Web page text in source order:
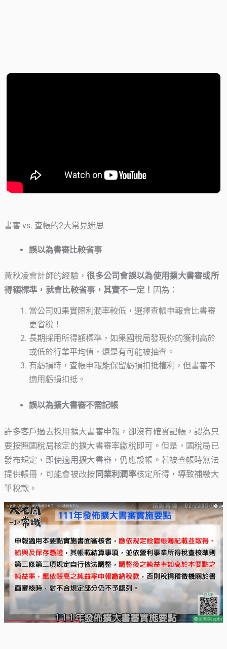
書審 vs. 查帳的2大常見迷思
誤以為書審比較省事
黃秋凌會計師的經驗，很多公司會誤以為使用擴大書審或所
得額標準，就會比較省事，其實不一定！ 因為：
當公司如果實際利潤率較低，選擇查帳申報會比書審
更省稅！
長期採用所得額標準，如果國稅局發現你的獲利高於
或低於行業平均值，還是有可能被抽查。
有虧損時，查帳申報能保留虧損扣抵權利，但書審不
適用虧損扣抵。
誤以為擴大書審不需記帳
許多客戶過去採用擴大書審申報，卻沒有確實記帳，認為只
要按照國稅局核定的擴大書審率繳稅即可。但是，國稅局已
發布規定，即使適用擴大書審，仍應設帳。若被查帳時無法
提供帳冊，可能會被改按 同業利潤率核定所得，導致補繳大
筆稅款。